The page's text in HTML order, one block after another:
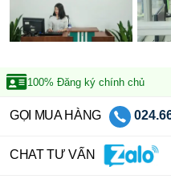
100% Đăng ký chính chủ
GỌI MUA HÀNG
CHAT TƯ VẤN